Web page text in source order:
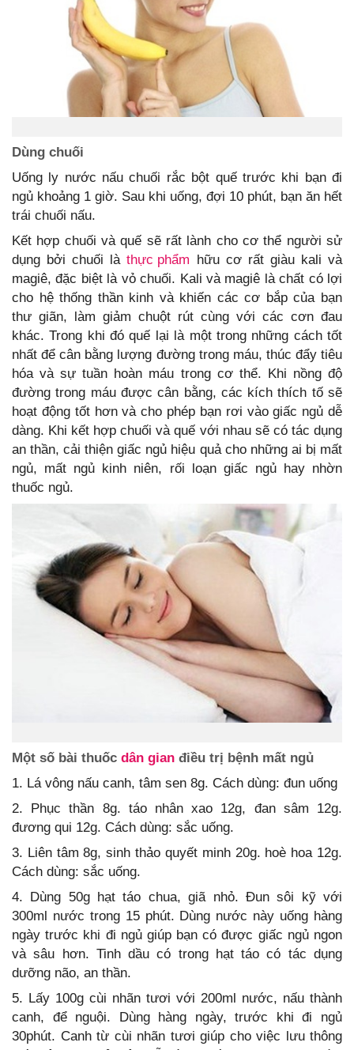
Dùng chuối
Uống ly nước nấu chuối rắc bột quế trước khi bạn đi
ngủ khoảng 1 giờ. Sau khi uống, đợi 10 phút, bạn ăn hết
trái chuối nấu.
Kết hợp chuối và quế sẽ rất lành cho cơ thể người sử
dụng bởi chuối làthực phẩm hữu cơ rất giàu kali và
magiê, đặc biệt là vỏ chuối. Kali và magiê là chất có lợi
cho hệ thống thần kinh và khiến các cơ bắp của bạn
thư giãn, làm giảm chuột rút cùng với các cơn đau
khác. Trong khi đó quế lại là một trong những cách tốt
nhất để cân bằng lượng đường trong máu, thúc đẩy tiêu
hóa và sự tuần hoàn máu trong cơ thể. Khi nồng độ
đường trong máu được cân bằng, các kích thích tố sẽ
hoạt động tốt hơn và cho phép bạn rơi vào giấc ngủ dễ
dàng. Khi kết hợp chuối và quế với nhau sẽ có tác dụng
an thần, cải thiện giấc ngủ hiệu quả cho những ai bị mất
ngủ, mất ngủ kinh niên, rối loạn giấc ngủ hay nhờn
thuốc ngủ.
Một số bài thuốc dân gian điều trị bệnh mất ngủ
1. Lá vông nấu canh, tâm sen 8g. Cách dùng: đun uống
2. Phục thần 8g. táo nhân xao 12g, đan sâm 12g.
đương qui 12g. Cách dùng: sắc uống.
3. Liên tâm 8g, sinh thảo quyết minh 20g. hoè hoa 12g.
Cách dùng: sắc uống.
4. Dùng 50g hạt táo chua, giã nhỏ. Đun sôi kỹ với
300ml nước trong 15 phút. Dùng nước này uống hàng
ngày trước khi đi ngủ giúp bạn có được giấc ngủ ngon
và sâu hơn. Tinh dầu có trong hạt táo có tác dụng
dưỡng não, an thần.
5. Lấy 100g cùi nhãn tươi với 200ml nước, nấu thành
canh, để nguội. Dùng hàng ngày, trước khi đi ngủ
30phút. Canh từ cùi nhãn tươi giúp cho việc lưu thông